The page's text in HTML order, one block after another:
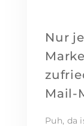
Nur
Mail-
Puh, da